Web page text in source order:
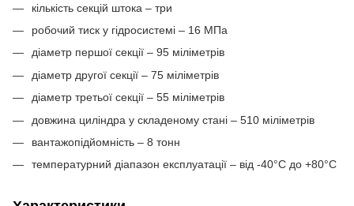
кількість секцій штока – три
робочий тиск у гідросистемі – 16 МПа
діаметр першої секції – 95 міліметрів
діаметр другої секції – 75 міліметрів
діаметр третьої секції – 55 міліметрів
довжина циліндра у складеному стані – 510 міліметрів
вантажопідйомність – 8 тонн
температурний діапазон експлуатації – від -40°C до +80°C